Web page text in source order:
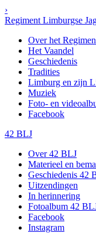
›
Regiment Limburgse
Over het
Het Vaandel
Geschiedenis
Tradities
Limburg en zijn
Muziek
Foto- en
Facebook
42 BLJ
Over 42 BLJ
Materieel en
Geschiedenis 42
Uitzendingen
In herinnering
Fotoalbum 42
Facebook
Instagram